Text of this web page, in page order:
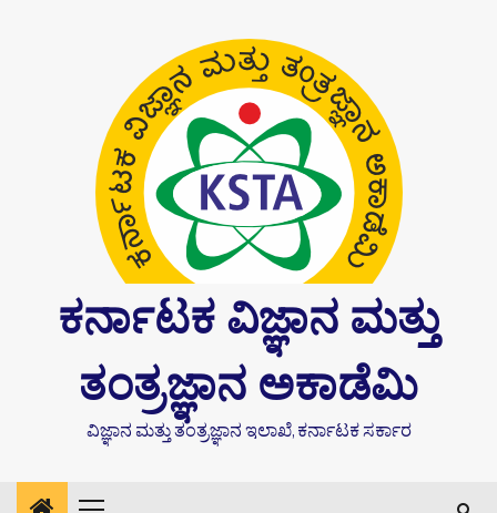
ಕರ್ನಾಟಕ ವಿಜ್ಞಾನ ಮತ್ತು
ತಂತ್ರಜ್ಞಾನ ಅಕಾಡೆಮಿ
ವಿಜ್ಞಾನ ಮತ್ತು ತಂತ್ರಜ್ಞಾನ ಇಲಾಖೆ, ಕರ್ನಾಟಕ ಸರ್ಕಾರ